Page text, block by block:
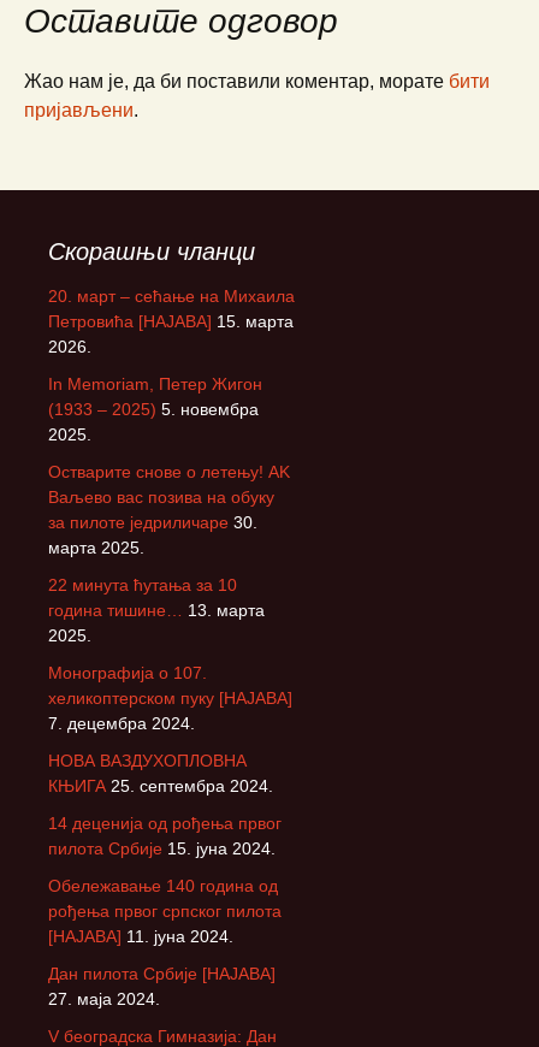
Оставите одговор
Жао нам је, да би поставили коментар, морате бити
пријављени.
Скорашњи чланци
20. март – сећање на Михаила
Петровића [НАЈАВА] 15. марта
2026.
In Memoriam, Петер Жигон
(1933 – 2025) 5. новембра
2025.
Остварите снове о летењу! АK
Ваљево вас позива на обуку
за пилоте једриличаре 30.
марта 2025.
22 минута ћутања за 10
година тишине…
13. марта
2025.
Монографија о 107.
хеликоптерском пуку [НАЈАВА]
7. децембра 2024.
НОВА ВАЗДУХОПЛОВНА
КЊИГА 25. септембра 2024.
14 деценија од рођења првог
пилота Србије 15. јуна 2024.
Обележавање 140 година од
рођења првог српског пилота
[НАЈАВА] 11. јуна 2024.
Дан пилота Србије [НАЈАВА]
27. маја 2024.
V београдска Гимназија: Дан